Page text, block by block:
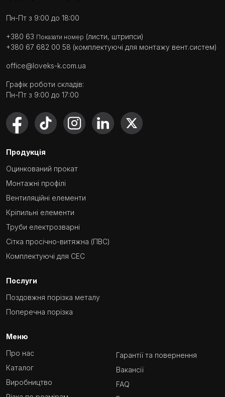
Пн-Пт з 9:00 до 18:00
+380 63 Показати номер (листи, штрипси)
+380 67 682 00 58 (комплектуючі для монтажу вент.систем)
office@loveks-k.com.ua
Графік роботи складів:
Пн-Пт з 9:00 до 17:00
Продукція
Оцинкований прокат
Монтажні профілі
Вентиляційні елементи
Кріпильні елементи
Труби електрозварні
Сітка просічно-витяжна (ПВС)
Комплектуючі для СЕС
Послуги
Поздовжня порізка металу
Поперечна порізка
Меню
Про нас
Каталог
Виробництво
Гарантії та повернення
Вакансії
FAQ